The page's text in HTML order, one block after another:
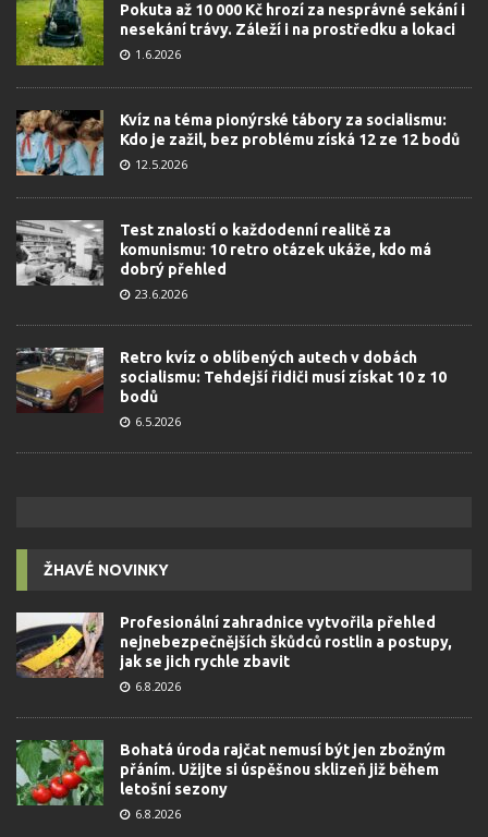
Pokuta až 10 000 Kč hrozí za nesprávné sekání i
nesekání trávy. Záleží i na prostředku a lokaci
1.6.2026
Kvíz na téma pionýrské tábory za socialismu:
Kdo je zažil, bez problému získá 12 ze 12 bodů
12.5.2026
Test znalostí o každodenní realitě za
komunismu: 10 retro otázek ukáže, kdo má
dobrý přehled
23.6.2026
Retro kvíz o oblíbených autech v dobách
socialismu: Tehdejší řidiči musí získat 10 z 10
bodů
6.5.2026
ŽHAVÉ NOVINKY
Profesionální zahradnice vytvořila přehled
nejnebezpečnějších škůdců rostlin a postupy,
jak se jich rychle zbavit
6.8.2026
Bohatá úroda rajčat nemusí být jen zbožným
přáním. Užijte si úspěšnou sklizeň již během
letošní sezony
6.8.2026